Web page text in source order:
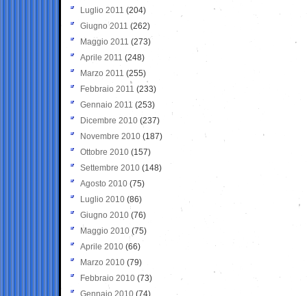
Luglio 2011 (204)
Giugno 2011 (262)
Maggio 2011 (273)
Aprile 2011 (248)
Marzo 2011 (255)
Febbraio 2011 (233)
Gennaio 2011 (253)
Dicembre 2010 (237)
Novembre 2010 (187)
Ottobre 2010 (157)
Settembre 2010 (148)
Agosto 2010 (75)
Luglio 2010 (86)
Giugno 2010 (76)
Maggio 2010 (75)
Aprile 2010 (66)
Marzo 2010 (79)
Febbraio 2010 (73)
Gennaio 2010 (74)